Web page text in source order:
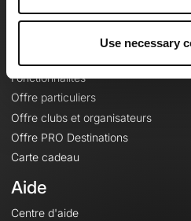
Use necessary
Fonctionnalités
Offre particuliers
Offre clubs et organisateurs
Offre PRO Destinations
Carte cadeau
Aide
Centre d'aide